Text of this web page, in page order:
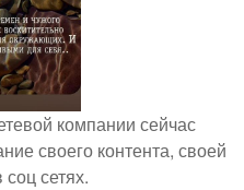
компании сейчас
своего контента, своей
сетях.